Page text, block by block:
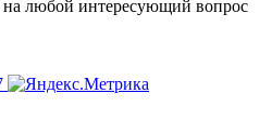
любой интересующий вопрос